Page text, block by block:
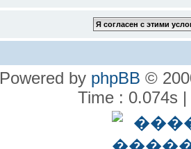
Powered by phpBB ©
Time : 0.074s